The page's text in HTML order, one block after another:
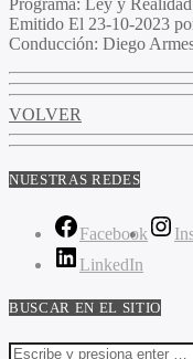
Emitido El 23-10-2023
Conducción: Diego
VOLVER
NUESTRAS REDES
Facebook
LinkedIn
BUSCAR EN EL SITIO